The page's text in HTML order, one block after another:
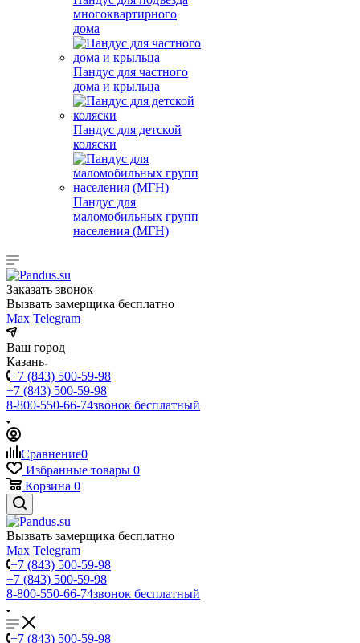
многоквартирного
дома
Пандус для частного
дома и крыльца
Пандус для детской
коляски
Пандус для
маломобильных групп
населения (МГН)
Заказать звонок
Вызвать замерщика бесплатно
Max Telegram
Ваш город
Казань
+7 (843) 500-59-98
+7 (843) 500-59-98
8-800-550-66-74звонок бесплатный
Сравнение0
Избранные товары 0
Корзина 0
Вызвать замерщика бесплатно
Max Telegram
+7 (843) 500-59-98
+7 (843) 500-59-98
8-800-550-66-74звонок бесплатный
+7 (843) 500-59-98